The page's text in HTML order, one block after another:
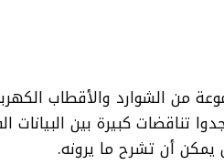
الجديدة ، أعد الباحثون أكثر من 50 مجموعة من الشوارد
تناقضات كبيرة بين البيانات
يمكن أن تشرح ما يرونه.